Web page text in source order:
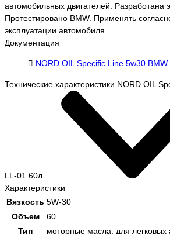
автомобильных двигателей. Разработана
Протестировано BMW. Применять
эксплуатации автомобиля.
Документация
NORD OIL Specific Line 5w30
Технические характеристики NORD OIL
LL-01 60л
Характеристики
Вязкость 5W-30
Объем
60
Тип
моторные масла, для легковых